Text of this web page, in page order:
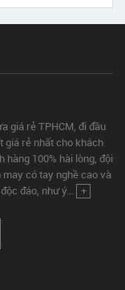
giá rẻ TPHCM, đi đầu
giá rẻ nhất cho khách
100% hài lòng, đội
có tay nghề cao và
đáo, như ý... +